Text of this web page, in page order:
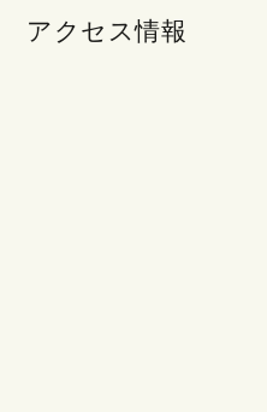
アクセス情報